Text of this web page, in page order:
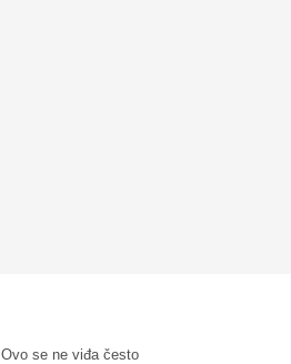
Ovo se ne viđa često